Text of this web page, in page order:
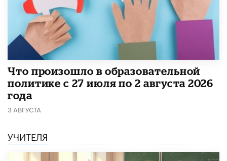
​Что произошло в образовательной
политике с 27 июля по 2 августа 2026
года
3 АВГУСТА
УЧИТЕЛЯ